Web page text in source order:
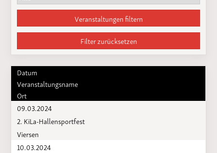
Veranstaltungen filtern
Filter zurücksetzen
Datum
Veranstaltungsname
Ort
09.03.2024
2. KiLa-Hallensportfest
Viersen
10.03.2024